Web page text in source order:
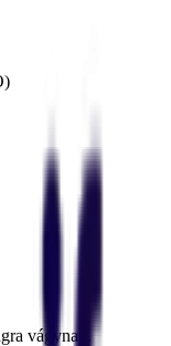
vágynak.